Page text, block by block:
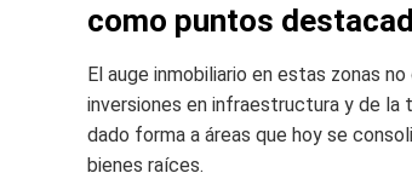
como puntos
El auge inmobiliario en estas zonas
inversiones en infraestructura y de
dado forma a áreas que hoy se
bienes raíces.